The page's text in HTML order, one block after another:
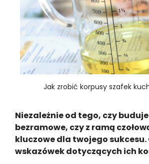
Jak zrobić korpusy szafek
Niezależnie od tego, czy
bezramowe, czy z ramą
kluczowe dla twojego sukcesu.
wskazówek dotyczących ich